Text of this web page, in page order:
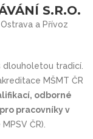
S.R.O.
a Přívoz
dlouholetou tradicí.
MŠMT ČR
odborné
pracovníky v
ČR).